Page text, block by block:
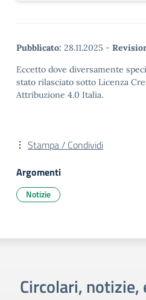
Pubblicato: 28.11.2025 -
Eccetto dove diversamente
stato rilasciato sotto Licenza
Attribuzione 4.0 Italia.
Stampa / Condividi
Argomenti
Notizie
Circolari,